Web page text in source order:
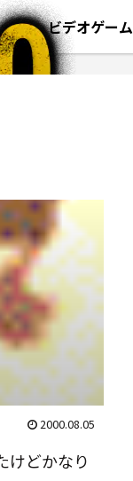
ビデオゲーム
2000.08.05
けどかなり